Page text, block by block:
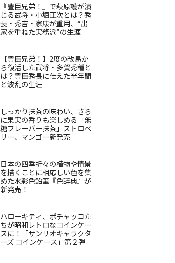
『豊臣兄弟！』で萩原護が演
じる武将・小堀正次とは？秀
長・秀吉・家康が重用、“出
家を重ねた実務派”の生涯
【豊臣兄弟！】2度の改易か
ら復活した武将・多賀秀種と
は？豊臣秀長に仕えた半年間
と波乱の生涯
しっかり抹茶の味わい、さら
に果実の香りも楽しめる「無
糖フレーバー抹茶」ストロベ
リー、マンゴー新発売
日本の四季折々の植物や情景
を描くことに相応しい色を集
めた水彩色鉛筆『色辞典』が
新発売！
ハローキティ、ポチャッコた
ちが昭和レトロなコインケー
スに！「サンリオキャラクタ
ーズ コインケース」第２弾